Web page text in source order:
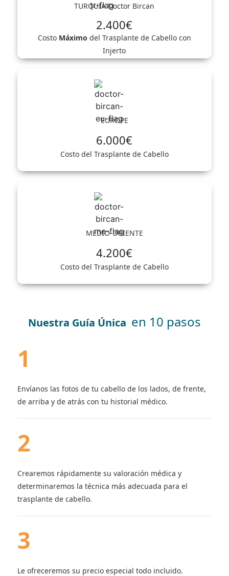
TURQUIADoctor Bircan
2.400€
Costo Máximo del Trasplante de Cabello con
Injerto
EUROPE
6.000€
Costo del Trasplante de Cabello
MEDIO-ORIENTE
4.200€
Costo del Trasplante de Cabello
Nuestra Guía Única en 10 pasos
1
Envíanos las fotos de tu cabello de los lados, de frente,
de arriba y de atrás con tu historial médico.
2
Crearemos rápidamente su valoración médica y
determinaremos la técnica más adecuada para el
trasplante de cabello.
3
Le ofreceremos su precio especial todo incluido.